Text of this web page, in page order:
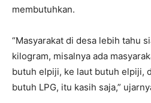
membutuhkan.
“Masyarakat di desa lebih tahu
kilogram, misalnya ada
butuh elpiji, ke laut butuh elpiji,
butuh LPG, itu kasih saja,”